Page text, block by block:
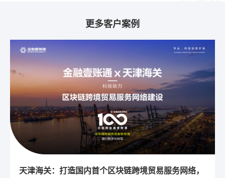
更多客户案例
广东省中小企业融资平台：打通大湾区普惠金融“最